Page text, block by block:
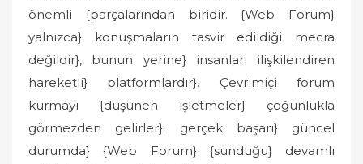
önemli {parçalarından biridir. {Web Forum}
yalnızca} konuşmaların tasvir edildiği mecra
değildir}, bunun yerine} insanları ilişkilendiren
hareketli} platformlardır}. Çevrimiçi forum
kurmayı {düşünen işletmeler} çoğunlukla
görmezden gelirler}: gerçek başarı} güncel
durumda} {Web Forum} {sunduğu} devamlı